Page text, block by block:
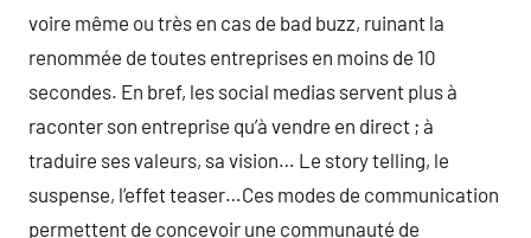
voire même ou très en cas de bad buzz, ruinant la
renommée de toutes entreprises en moins de 10
secondes. En bref, les social medias servent plus à
raconter son entreprise qu’à vendre en direct ; à
traduire ses valeurs, sa vision… Le story telling, le
suspense, l’effet teaser…Ces modes de communication
permettent de concevoir une communauté de